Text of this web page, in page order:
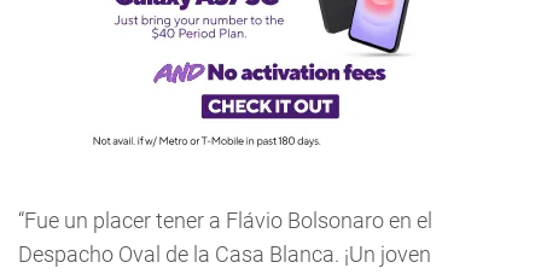
“Fue un placer tener a Flávio Bolsonaro en el
Despacho Oval de la Casa Blanca. ¡Un joven